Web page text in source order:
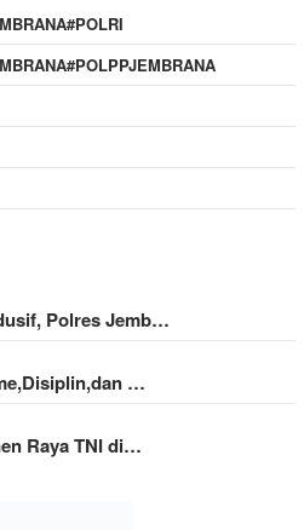
Polres Jemb…
…
Raya TNI di…